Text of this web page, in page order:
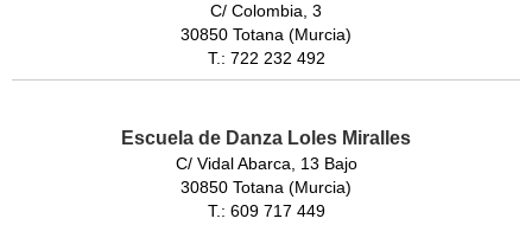
C/ Colombia, 3
30850 Totana (Murcia)
T.: 722 232 492
Escuela de Danza Loles Miralles
C/ Vidal Abarca, 13 Bajo
30850 Totana (Murcia)
T.: 609 717 449